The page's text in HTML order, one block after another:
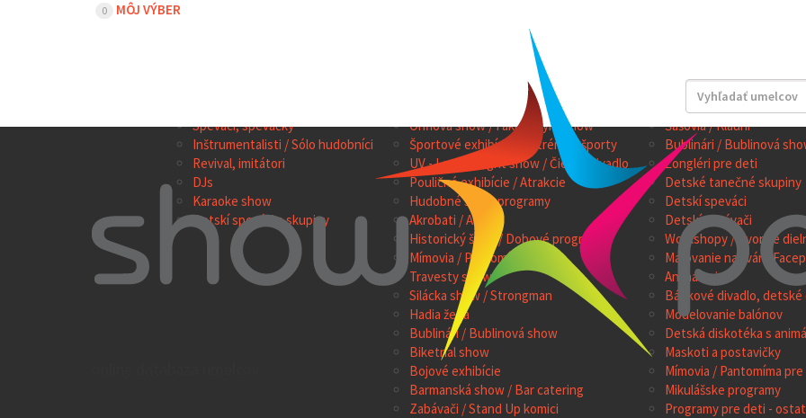
0 MÔJ VÝBER
Speváci, speváčky
Inštrumentalisti / Sólo hudobníci
Revival, imitátori
DJs
Karaoke show
Detskí speváci a skupiny
Ohňová show / Fakíri / Pyro show
Športové exhibície / Extrémne športy
UV - Laser - Light show / Čierne divadlo
Pouličné exhibície / Atrakcie
Hudobné show programy
Akrobati / Artisti
Historický šerm / Dobové programy
Mímovia / Pantomíma
Travesty show
Silácka show / Strongman
Hadia žena
Bublinári / Bublinová show
Biketrial show
Bojové exhibície
Barmanská show / Bar catering
Zabávači / Stand Up komici
Kúzelníci pre deti
Šašovia / Klauni
Bublinári / Bublinová
Žongléri pre deti
Detské tanečné skupiny
Detskí speváci
Detskí zabávači
Workshopy / Tvorivé
Maľovanie na tvár /
Animátori
Bábkové divadlo, detské
Modelovanie balónov
Detská diskotéka s
Maskoti a postavičky
Mímovia / Pantomíma
Mikulášske programy
Programy pre deti -